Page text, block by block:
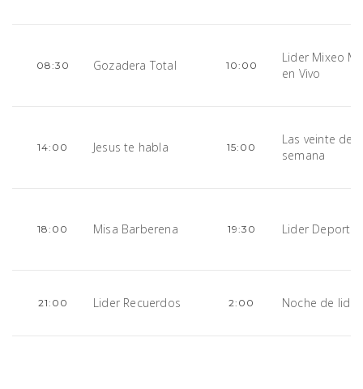
08:30 Gozadera Total 10:00
Lider Mixeo
en Vivo
14:00 Jesus te habla 15:00
Las veinte de
semana
18:00 Misa Barberena 19:30 Lider Deportes
21:00 Lider Recuerdos 2:00 Noche de